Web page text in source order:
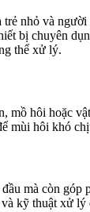
nhỏ và
bị chuyên
thể xử lý.
mồ hôi hoặc
mùi hôi khó
mà còn góp
kỹ thuật xử